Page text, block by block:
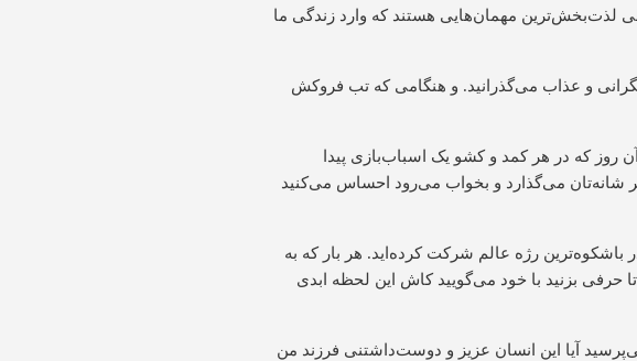
لذت‌بخش‌ترین مهمان‌هایی هستند که وارد زندگی ما
و عذاب می‌گذرانید. و هنگامی که تب فروکش
که در هر کمد و کشو یک اسباب‌بازی پیدا
شانه‌تان می‌گذارد و بخواب می‌رود احساس می‌کنید
رژه عالم شرکت کرده‌اید. هر بار که به
حرفی بزنید با خود می‌گویید کاش این لحظه ابدی
آیا این انسان عزیز و دوست‌داشتنی فرزند من